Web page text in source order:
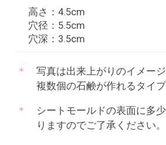
高さ：4.5cm
穴径：5.5cm
穴深：3.5cm
写真は出来上がりのイメー
複数個の石鹸が作れるタイプ
シートモールドの表面に多
りますのでご了承ください。